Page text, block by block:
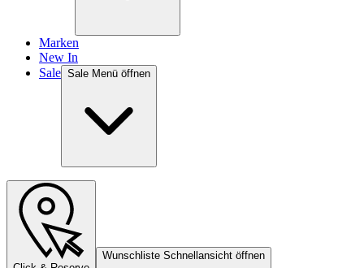
Marken
New In
Sale Sale Menü öffnen
Wunschliste Schnellansicht öffnen